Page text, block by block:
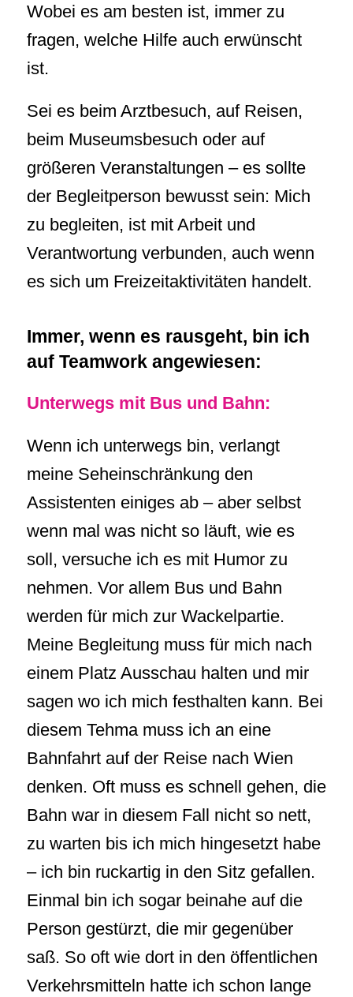
Wobei es am besten ist, immer zu
fragen, welche Hilfe auch erwünscht
ist.
Sei es beim Arztbesuch, auf Reisen,
beim Museumsbesuch oder auf
größeren Veranstaltungen – es sollte
der Begleitperson bewusst sein: Mich
zu begleiten, ist mit Arbeit und
Verantwortung verbunden, auch wenn
es sich um Freizeitaktivitäten handelt.
Immer, wenn es rausgeht, bin ich
auf Teamwork angewiesen:
Unterwegs mit Bus und Bahn:
Wenn ich unterwegs bin, verlangt
meine Seheinschränkung den
Assistenten einiges ab – aber selbst
wenn mal was nicht so läuft, wie es
soll, versuche ich es mit Humor zu
nehmen. Vor allem Bus und Bahn
werden für mich zur Wackelpartie.
Meine Begleitung muss für mich nach
einem Platz Ausschau halten und mir
sagen wo ich mich festhalten kann. Bei
diesem Tehma muss ich an eine
Bahnfahrt auf der Reise nach Wien
denken. Oft muss es schnell gehen, die
Bahn war in diesem Fall nicht so nett,
zu warten bis ich mich hingesetzt habe
– ich bin ruckartig in den Sitz gefallen.
Einmal bin ich sogar beinahe auf die
Person gestürzt, die mir gegenüber
saß. So oft wie dort in den öffentlichen
Verkehrsmitteln hatte ich schon lange